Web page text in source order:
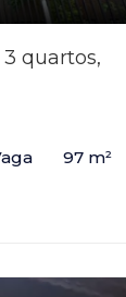
quartos,
97 m²